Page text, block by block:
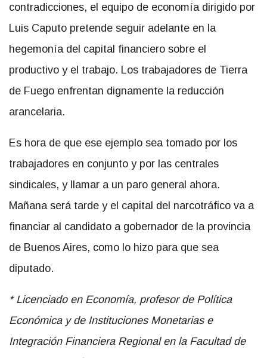
contradicciones, el equipo de economía dirigido por
Luis Caputo pretende seguir adelante en la
hegemonía del capital financiero sobre el
productivo y el trabajo. Los trabajadores de Tierra
de Fuego enfrentan dignamente la reducción
arancelaria.
Es hora de que ese ejemplo sea tomado por los
trabajadores en conjunto y por las centrales
sindicales, y llamar a un paro general ahora.
Mañana será tarde y el capital del narcotráfico va a
financiar al candidato a gobernador de la provincia
de Buenos Aires, como lo hizo para que sea
diputado.
* Licenciado en Economía, profesor de Política
Económica y de Instituciones Monetarias e
Integración Financiera Regional en la Facultad de